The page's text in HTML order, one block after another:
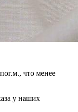
что менее
у наших